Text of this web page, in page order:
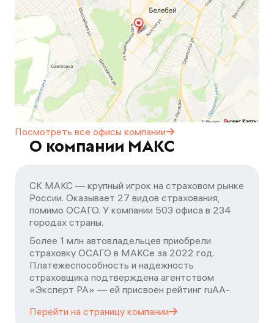
Посмотреть все офисы компании
О компании МАКС
СК МАКС — крупный игрок на страховом рынке
России. Оказывает 27 видов страхования,
помимо ОСАГО. У компании 503 офиса в 234
городах страны.
Более 1 млн автовладельцев приобрели
страховку ОСАГО в МАКСе за 2022 год.
Платежеспособность и надежность
страховщика подтверждена агентством
«Эксперт РА» — ей присвоен рейтинг ruАA-.
Перейти на страницу компании